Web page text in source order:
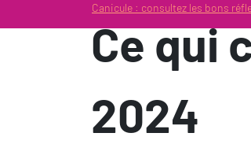
Canicule : consultez les bons
Ce qui
2024